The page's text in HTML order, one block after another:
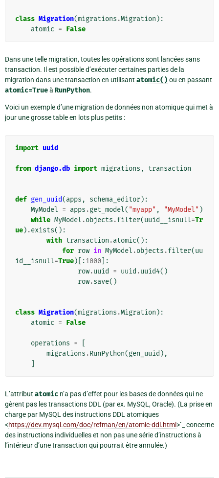
class Migration(migrations .Migration ):
atomic = False
Dans une telle migration, toutes les opérations sont lancées sans
transaction. Il est possible d’exécuter certaines parties de la
migration dans une transaction en utilisant atomic() ou en passant
atomic=Trueà RunPython.
Voici un exemple d’une migration de données non atomique qui met à
jour une grosse table en lots plus petits :
import uuid
from django.db import migrations , transaction
def gen_uuid(apps , schema_editor):
MyModel = apps .get_model( "myapp" , "MyModel" )
while MyModel .objects .filter(uuid__isnull=Tr
ue) .exists():
with transaction .atomic():
for row in MyModel .objects .filter(uu
id__isnull=True)[:1000 ]:
row.uuid = uuid .uuid4()
row.save()
class Migration(migrations .Migration ):
atomic = False
operations =
migrations .RunPython(gen_uuid ),
L’attribut atomic n’a pas d’effet pour les bases de données qui ne
gèrent pas les transactions DDL (par ex. MySQL, Oracle). (La prise en
charge par MySQL des instructions DDL atomiques
<https://dev.mysql.com/doc/refman/en/atomic-ddl.html >`_ concerne
des instructions individuelles et non pas une série d’instructions à
l’intérieur d’une transaction qui pourrait être annulée.)